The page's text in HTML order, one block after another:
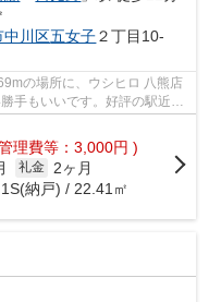
中川区五女子２丁目10-
の場所に、ウシヒロ 八熊店
手もいいです。好評の駅近物
理費等：3,000円 )
礼金
2ヶ月
納戸) / 22.41㎡